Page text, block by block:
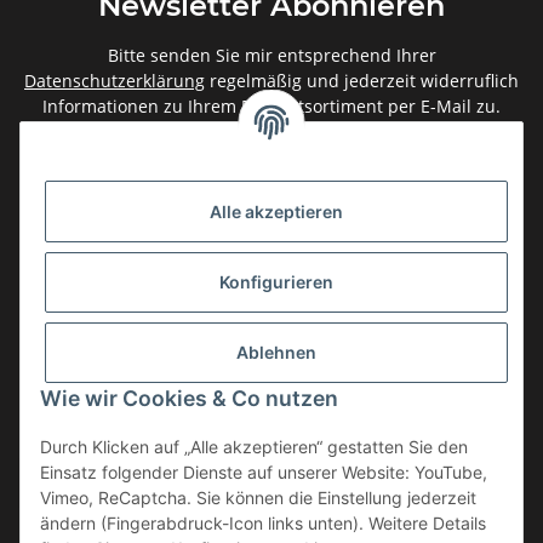
Alle akzeptieren
Konfigurieren
Ablehnen
Wie wir Cookies & Co nutzen
Durch Klicken auf „Alle akzeptieren“ gestatten Sie den
Einsatz folgender Dienste auf unserer Website: YouTube,
Vimeo, ReCaptcha. Sie können die Einstellung jederzeit
ändern (Fingerabdruck-Icon links unten). Weitere Details
Bitte senden Sie mir entsprechend Ihrer
Datenschutzerklärung regelmäßig und jederzeit widerruflich
Informationen zu Ihrem Produktsortiment per E-Mail zu.
Gesetzliche Informationen
Informationen
Service
Vertrag widerrufen
* Alle Preise inkl. gesetzlicher USt., zzgl.Versand